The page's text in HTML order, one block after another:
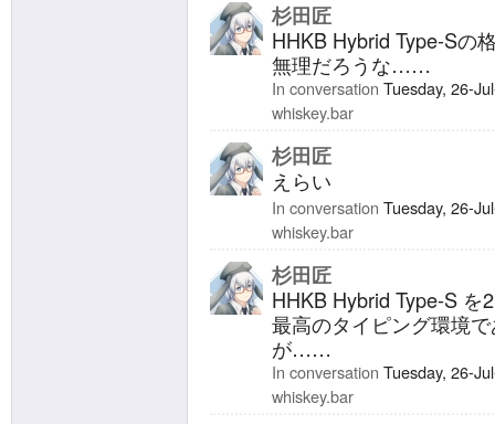
杉田匠
HHKB Hybrid Type-S
無理だろうな……
In conversation Tuesday, 26-
whiskey.bar
杉田匠
えらい
In conversation Tuesday, 26-
whiskey.bar
杉田匠
HHKB Hybrid Type-S を
最高のタイピング環境
が……
In conversation Tuesday, 26-
whiskey.bar